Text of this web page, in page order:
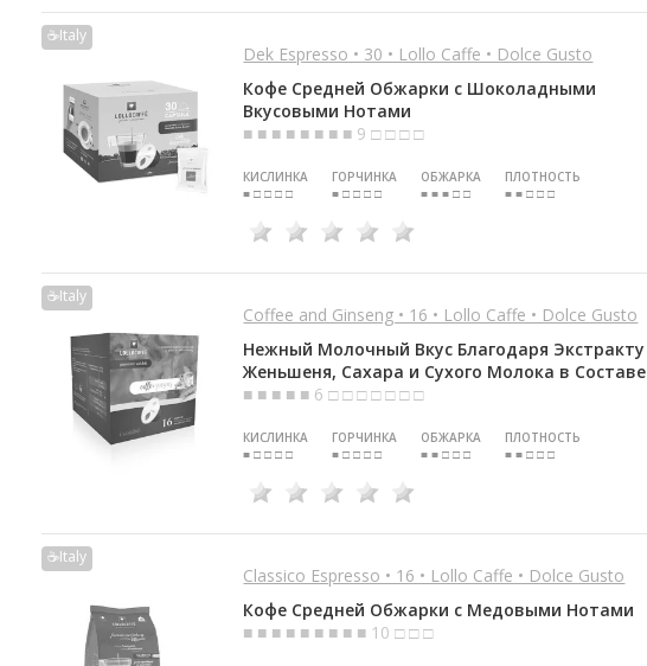
☕Italy
Dek Espresso • 30 • Lollo Caffe • Dolce Gusto
Кофе Средней Обжарки с Шоколадными
Вкусовыми Нотами
■ ■ ■ ■ ■ ■ ■ ■ 9 □ □ □ □
КИСЛИНКА
■ □ □ □ □
ГОРЧИНКА
■ □ □ □ □
ОБЖАРКА
■ ■ ■ □ □
ПЛОТНОСТЬ
■ ■ □ □ □
☕Italy
Coffee and Ginseng • 16 • Lollo Caffe • Dolce Gusto
Нежный Молочный Вкус Благодаря Экстракту
Женьшеня, Сахара и Сухого Молока в Составе
■ ■ ■ ■ ■ 6 □ □ □ □ □ □ □
КИСЛИНКА
■ □ □ □ □
ГОРЧИНКА
■ □ □ □ □
ОБЖАРКА
■ ■ □ □ □
ПЛОТНОСТЬ
■ ■ □ □ □
☕Italy
Classico Espresso • 16 • Lollo Caffe • Dolce Gusto
Кофе Средней Обжарки с Медовыми Нотами
■ ■ ■ ■ ■ ■ ■ ■ ■ 10 □ □ □